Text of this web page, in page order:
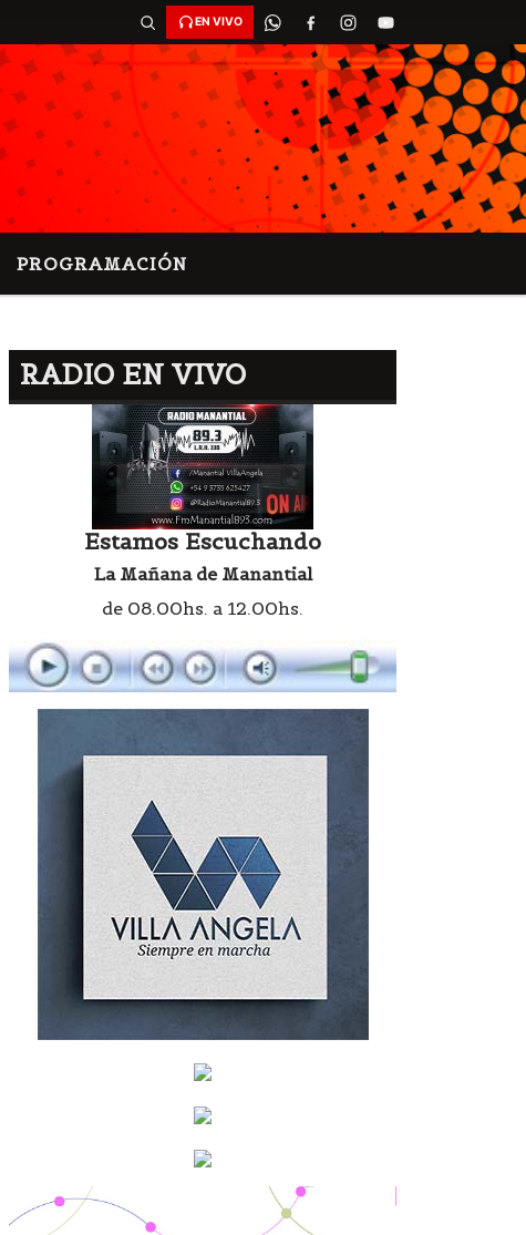
EN VIVO
PROGRAMACIÓN
RADIO EN VIVO
Estamos Escuchando
La Mañana de Manantial
de 08.00hs. a 12.00hs.